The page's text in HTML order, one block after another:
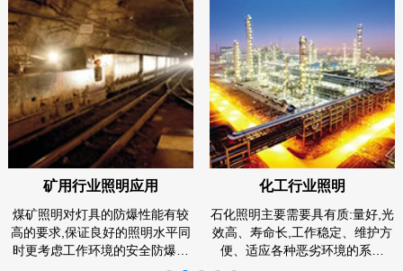
矿用行业照明应用
煤矿照明对灯具的防爆性能有较
高的要求,保证良好的照明水平同
时更考虑工作环境的安全防爆…
化工行业照明
石化照明主要需要具有质:量好,光
效高、寿命长,工作稳定、维护方
便、适应各种恶劣环境的系…